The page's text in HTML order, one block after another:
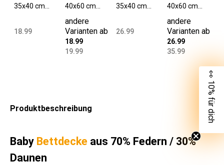
35x40 cm
Füllung 90 g
18.99
40x60 cm
Mikrofaser
Füllung 150 g
andere
Varianten ab
18.99
19.99
35x40 cm
Füllung 40 g
26.99
40x60 cm
90% Daunen
Füllung 80 g
andere
Varianten ab
26.99
35.99
Produktbeschreibung
Baby Bettdecke aus 70% Federn / 30%
Daunen
👀 10% für dich